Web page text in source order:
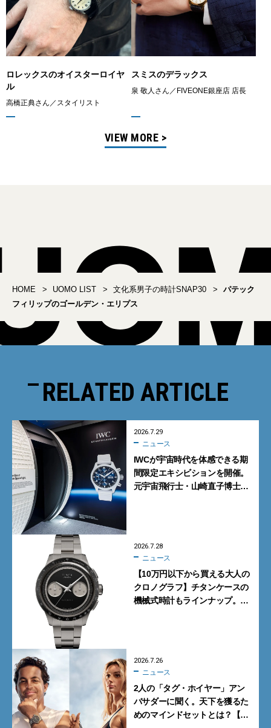
ロレックスのオイスターロイヤ
ル
高橋正典さん／スタイリスト
スミスのデラックス
泉 敬人さん／FIVEONE銀座店 店長
VIEW MORE >
HOME UOMO LIST 文化系男子の時計SNAP30
パテック
フィリップのゴールデン・エリプス
RELATED ARTICLE
2026.7.29
ニュース
IWCが宇宙時代を体感できる期
間限定エキシビションを開催。
元宇宙飛行士・山崎直子博士に
2026.7.28
ニュース
【10万円以下から買える大人の
クロノグラフ】チタンケースの
機械式時計もラインナップ。タ
2026.7.26
ニュース
2人の「タグ・ホイヤー」アン
バサダーに聞く。天下を獲るた
めのマインドセットとは？【イ